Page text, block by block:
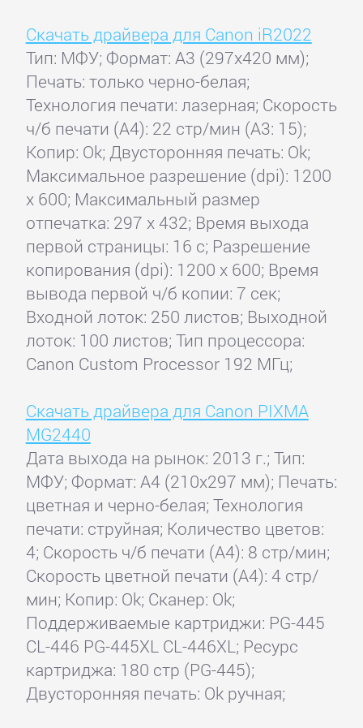
Скачать драйвера для Canon iR2022
Тип: МФУ; Формат: A3 (297x420 мм);
Печать: только черно-белая;
Технология печати: лазерная; Скорость
ч/б печати (А4): 22 стр/мин (A3: 15);
Копир: Ok; Двусторонняя печать: Ok;
Максимальное разрешение (dpi): 1200
x 600; Максимальный размер
отпечатка: 297 x 432; Время выхода
первой страницы: 16 с; Разрешение
копирования (dpi): 1200 x 600; Время
вывода первой ч/б копии: 7 сек;
Входной лоток: 250 листов; Выходной
лоток: 100 листов; Тип процессора:
Canon Custom Processor 192 МГц;
Скачать драйвера для Canon PIXMA
MG2440
Дата выхода на рынок: 2013 г.; Тип:
МФУ; Формат: A4 (210x297 мм); Печать:
цветная и черно-белая; Технология
печати: струйная; Количество цветов:
4; Скорость ч/б печати (А4): 8 стр/мин;
Скорость цветной печати (А4): 4 стр/
мин; Копир: Ok; Сканер: Ok;
Поддерживаемые картриджи: PG-445
CL-446 PG-445XL CL-446XL; Ресурс
картриджа: 180 стр (PG-445);
Двусторонняя печать: Ok ручная;